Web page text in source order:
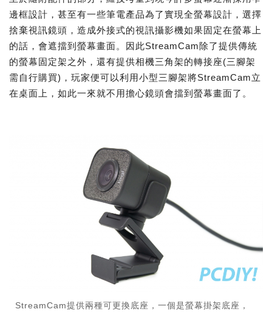
邊框設計，甚至有一些筆電產品為了實現全螢幕設計，選擇
捨棄視訊鏡頭，造成外接式的視訊攝影機如果固定在螢幕上
的話，會遮擋到螢幕畫面。因此StreamCam除了提供傳統
的螢幕固定架之外，還有提供相機三角架的轉接座(三腳架
需自行購買)，玩家便可以利用小型三腳架將StreamCam立
在桌面上，如此一來就不用擔心鏡頭會擋到螢幕畫面了。
StreamCam提供兩種可更換底座，一個是螢幕掛架底座，